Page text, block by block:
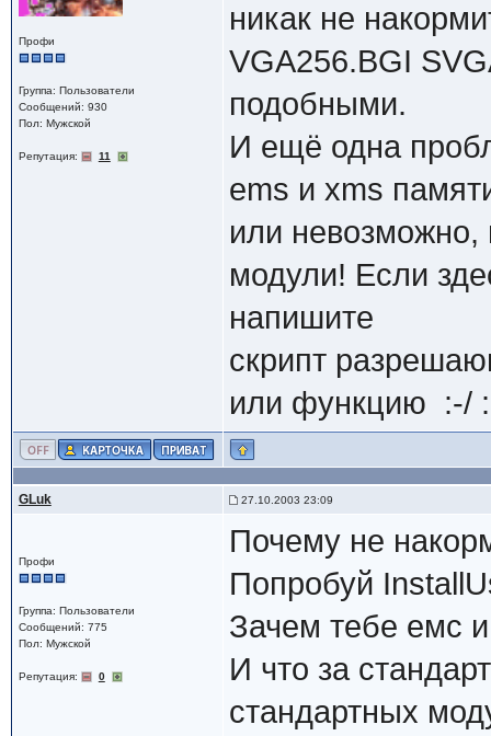
Профи
Группа: Пользователи
Сообщений: 930
Пол: Мужской
Репутация: 11
никак не
VGA256.BGI
подобными.
И ещё одна
ems и xms
или невозможно,
модули! Если
напишите
скрипт
или функцию :-/ :
GLuk 27.10.2003 23:09
Профи
Группа: Пользователи
Сообщений: 775
Пол: Мужской
Репутация: 0
Почему не
Попробуй
Зачем тебе емс
И что за
стандартных